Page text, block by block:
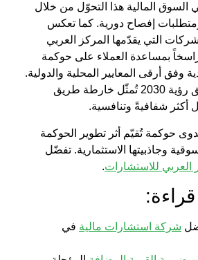
السوق المالية هذا التحوّل من خلال
إفصاح دورية. كما تعكس
التي يقدّمها المركز العربي
راسخاً بمساعدة العملاء على حوكمة
وفق أرقى المعايير المحلية والدولية.
2030
تُمثّل خارطة طريق
أكثر شفافيةً وتنافسية.
حوكمة تُقيّم أثر تطوير الحوكمة
وجاذبيتها الاستثمارية. تفضّل
العربي للاستشارات.
شركة استشارات مالية في